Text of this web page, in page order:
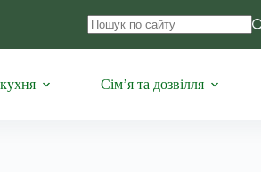
Сім’я та дозвілля